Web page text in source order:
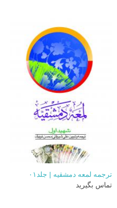
ترجمه لمعه دمشقیه | جلد۰۱
تماس بگیرید